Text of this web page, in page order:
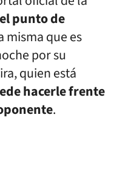
punto de
misma que es
por su
quien está
hacerle frente
.